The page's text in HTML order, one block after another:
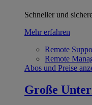
Schneller und
Mehr erfahren
Remote
Remote
Abos und Preise
Große